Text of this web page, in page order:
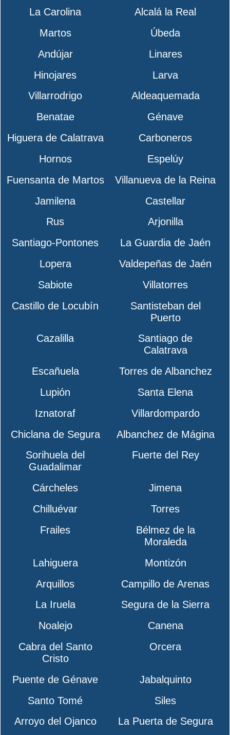
La Carolina
Alcalá la Real
Martos
Úbeda
Andújar
Linares
Hinojares
Larva
Villarrodrigo
Aldeaquemada
Benatae
Génave
Higuera de Calatrava
Carboneros
Hornos
Espelúy
Fuensanta de Martos
Villanueva de la Reina
Jamilena
Castellar
Rus
Arjonilla
Santiago-Pontones
La Guardia de Jaén
Lopera
Valdepeñas de Jaén
Sabiote
Villatorres
Castillo de Locubín
Santisteban del
Puerto
Cazalilla
Santiago de
Calatrava
Escañuela
Torres de Albanchez
Lupión
Santa Elena
Iznatoraf
Villardompardo
Chiclana de Segura
Albanchez de Mágina
Sorihuela del
Guadalimar
Fuerte del Rey
Cárcheles
Jimena
Chilluévar
Torres
Frailes
Bélmez de la
Moraleda
Lahiguera
Montizón
Arquillos
Campillo de Arenas
La Iruela
Segura de la Sierra
Noalejo
Canena
Cabra del Santo
Cristo
Orcera
Puente de Génave
Jabalquinto
Santo Tomé
Siles
Arroyo del Ojanco
La Puerta de Segura